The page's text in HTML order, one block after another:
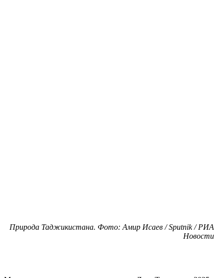
Природа Таджикистана. Фото: Амир Исаев / Sputnik / РИА
Новости